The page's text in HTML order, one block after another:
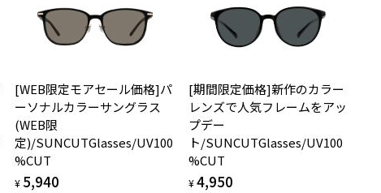
[WEB限定モアセール価格]パ
ーソナルカラーサングラス
(WEB限
定)/SUNCUTGlasses/UV100
%CUT
¥ 5,940
[期間限定価格]新作のカラー
レンズで人気フレームをアッ
プデー
ト/SUNCUTGlasses/UV100
%CUT
¥4,950